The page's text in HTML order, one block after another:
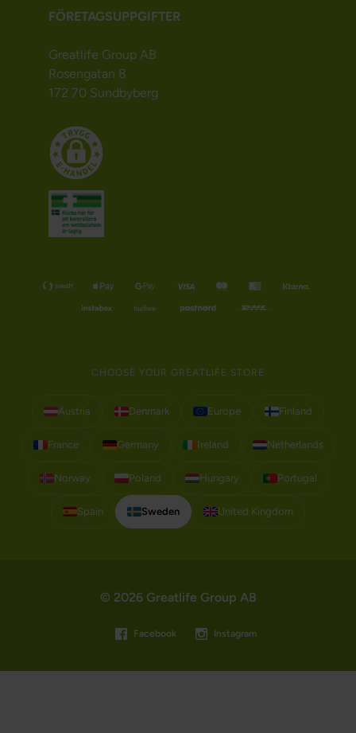
FÖRETAGSUPPGIFTER
Greatlife Group AB
Rosengatan 8
172 70 Sundbyberg
CHOOSE YOUR GREATLIFE STORE
Austria Denmark Europe Finland
France Germany Ireland Netherlands
Norway Poland Hungary Portugal
Spain Sweden United Kingdom
© 2026 Greatlife Group AB
Facebook Instagram